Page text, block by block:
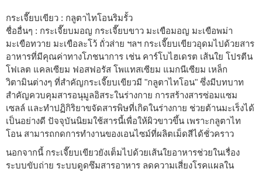
กระเจี๊ยบเขียว : กลูตาไทโอนริมรั้ว
ชื่ออื่นๆ : กระเจี๊ยบมอญ กระเจี๊ยบขาว มะเขือมอญ มะเขือพม่า
มะเขือทวาย มะเขือละโว้ ถั่วส่าย ฯลฯ กระเจี๊ยบเขียวอุดมไปด้วยสาร
อาหารที่มีคุณค่าทางโภชนาการ เช่น คาร์โบไฮเดรต เส้นใย โปรตีน
โฟเลต แคลเซียม ฟอสฟอรัส โพแทสเซียม แมกนีเซียม เหล็ก
วิตามินต่างๆ ที่สำคัญกระเจี๊ยบเขียวมี "กลูตาไทโอน" ซึ่งมีบทบาท
สำคัญควบคุมสารอนุมูลอิสระในร่างกาย การสร้างสารซ่อมแซม
เซลล์ และทำปฏิกิริยาขจัดสารพิษที่เกิดในร่างกาย ช่วยต้านมะเร็งได้
เป็นอย่างดี ปัจจุบันนิยมใช้สารนี้เพื่อให้ผิวขาวขึ้น เพราะกลูตาไท
โอน สามารถกดการทำงานของเอนไซม์ที่ผลิตเม็ดสีได้ชั่วคราว
นอกจากนี้ กระเจี๊ยบเขียวยังเต็มไปด้วยเส้นใยอาหารช่วยในเรื่อง
ระบบขับถ่าย ระบบดูดซึมสารอาหาร ลดความเสี่ยงโรคแผลใน